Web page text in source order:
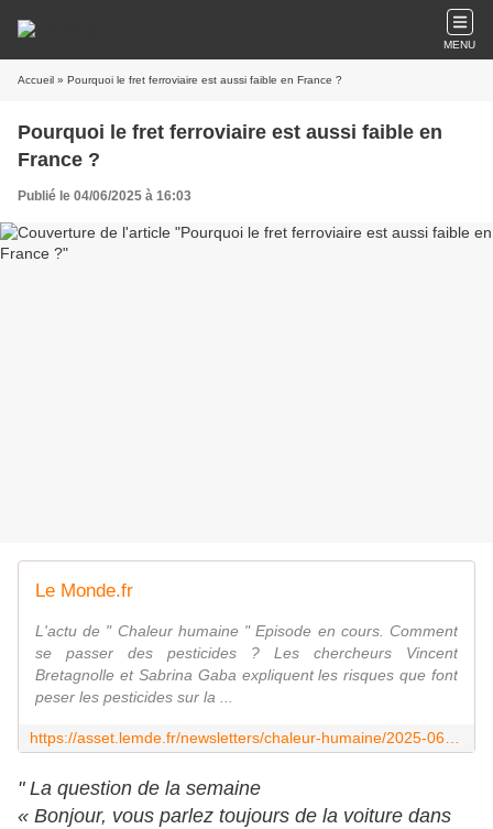
MENU
Accueil » Pourquoi le fret ferroviaire est aussi faible en France ?
Pourquoi le fret ferroviaire est aussi faible en
France ?
Publié le 04/06/2025 à 16:03
Le Monde.fr
L'actu de " Chaleur humaine " Episode en cours. Comment
se passer des pesticides ? Les chercheurs Vincent
Bretagnolle et Sabrina Gaba expliquent les risques que font
peser les pesticides sur la ...
" La question de la semaine
« Bonjour, vous parlez toujours de la voiture dans